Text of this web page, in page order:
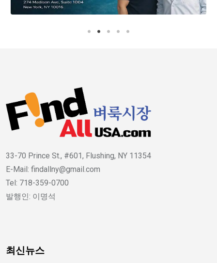
33-70 Prince St., #601, Flushing, NY 11354
E-Mail: findallny@gmail.com
Tel: 718-359-0700
발행인: 이명석
최신뉴스